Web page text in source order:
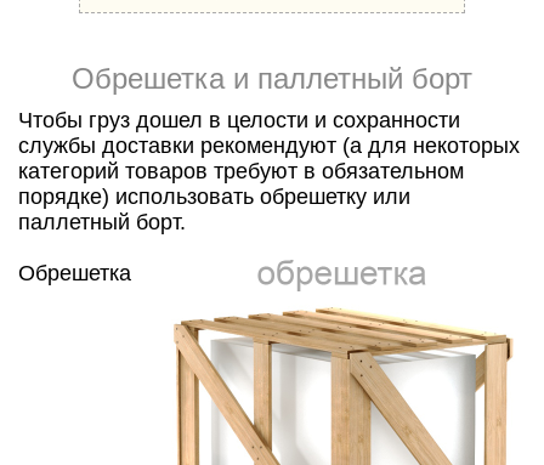
Обрешетка и паллетный борт
Чтобы груз дошел в целости и сохранности
службы доставки рекомендуют (а для некоторых
категорий товаров требуют в обязательном
порядке) использовать обрешетку или
паллетный борт.
Обрешетка